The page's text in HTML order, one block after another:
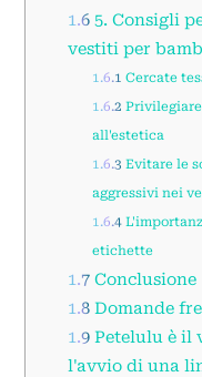
1.65. Consigli
vestiti per
1.6.1 Cercate
1.6.2
all'estetica
1.6.3 Evitare le
aggressivi nei
1.6.4
etichette
1.7Conclusione
1.8Domande
1.9Petelulu è il
l'avvio di una